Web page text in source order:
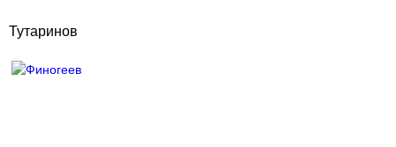
Тутаринов